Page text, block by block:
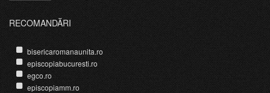
RECOMANDĂRI
bisericaromanaunita.ro
episcopiabucuresti.ro
egco.ro
episcopiamm.ro